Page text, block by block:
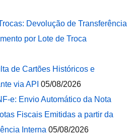
Devolução de Transferência
por Lote de Troca
de Cartões Históricos e
via API 05/08/2026
e: Envio Automático da Nota
Fiscais Emitidas a partir da
Interna 05/08/2026